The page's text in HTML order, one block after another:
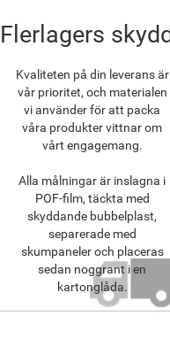
Flerlagers
Kvaliteten på din leverans är
vår prioritet, och materialen
vi använder för att packa
våra produkter vittnar om
vårt engagemang.
Alla målningar är inslagna i
POF-film, täckta med
skyddande bubbelplast,
separerade med
skumpaneler och placeras
sedan noggrant i en
kartonglåda.